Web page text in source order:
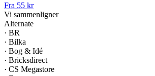
Fra 55 kr
Vi sammenligner
Alternate
· BR
· Bilka
· Bog & Idé
· Bricksdirect
· CS Megastore